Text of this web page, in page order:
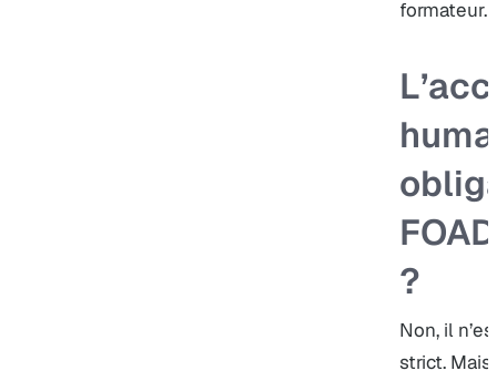
formateur.
?
Non, il
strict.